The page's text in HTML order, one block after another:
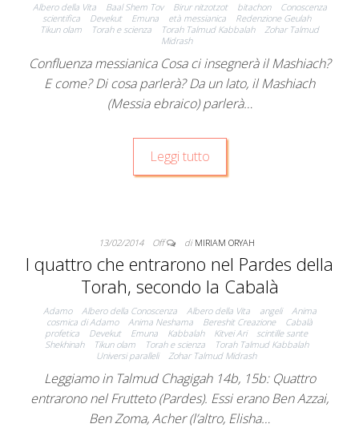
Albero della Vita Baal Shem Tov Birur nitzotzot bitachon
Conoscenza
scientifica
Devekut Emuna età messianica
Redenzione Geulah
Tikun olam
Torah e scienza Torah Talmud Kabbalah
Zohar Talmud
Midrash
Confluenza messianica Cosa ci insegnerà il Mashiach?
E come? Di cosa parlerà? Da un lato, il Mashiach
(Messia ebraico) parlerà…
Leggi tutto
13/02/2014 Off di MIRIAM ORYAH
I quattro che entrarono nel Pardes della
Torah, secondo la Cabalà
Adamo Albero della Conoscenza Albero della Vita angeli
Anima
cosmica di Adamo
Anima Neshama Bereshit Creazione
Cabalà
profetica
Devekut Emuna Kabbalah Kitvei Ari
scintille sante
Shekhinah
Tikun olam Torah e scienza
Torah Talmud Kabbalah
Universi paralleli
Zohar Talmud Midrash
Leggiamo in Talmud Chagigah 14b, 15b: Quattro
entrarono nel Frutteto (Pardes). Essi erano Ben Azzai,
Ben Zoma, Acher (l’altro, Elisha…